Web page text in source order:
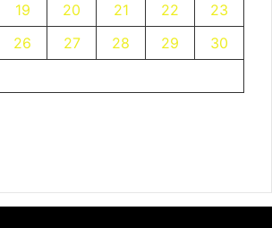
19 20 21 22
23
26 27 28 29
30